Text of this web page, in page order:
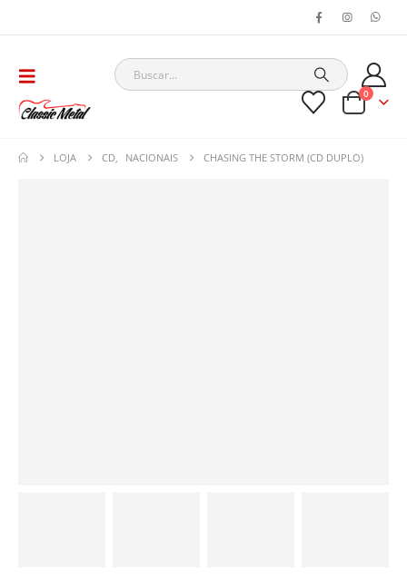
0
LOJA CD NACIONAIS CHASING THE STORM (CD DUPLO)